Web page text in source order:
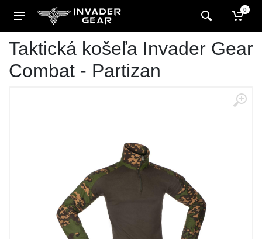
0
Taktická košeľa Invader Gear
Combat - Partizan